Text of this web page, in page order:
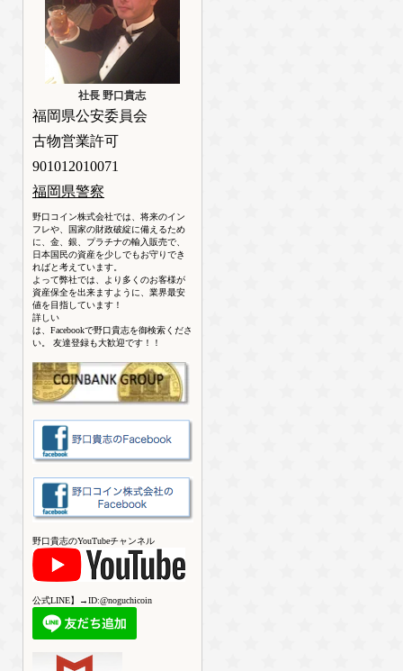
社長 野口貴志
福岡県公安委員会
古物営業許可
901012010071
福岡県警察
野口コイン株式会社では、将来のイン
フレや、国家の財政破綻に備えるため
に、金、銀、プラチナの輸入販売で、
日本国民の資産を少しでもお守りでき
ればと考えています。
よって弊社では、より多くのお客様が
資産保全を出来ますように、業界最安
値を目指しています！
詳しい
は、Facebookで野口貴志を御検索くださ
い。 友達登録も大歓迎です！！
野口貴志のYouTubeチャンネル
公式LINE】→ID:@noguchicoin